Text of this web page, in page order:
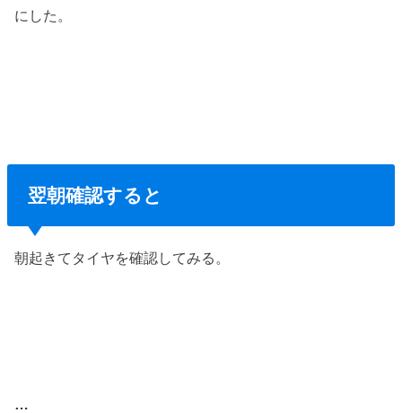
にした。
翌朝確認すると
朝起きてタイヤを確認してみる。
…